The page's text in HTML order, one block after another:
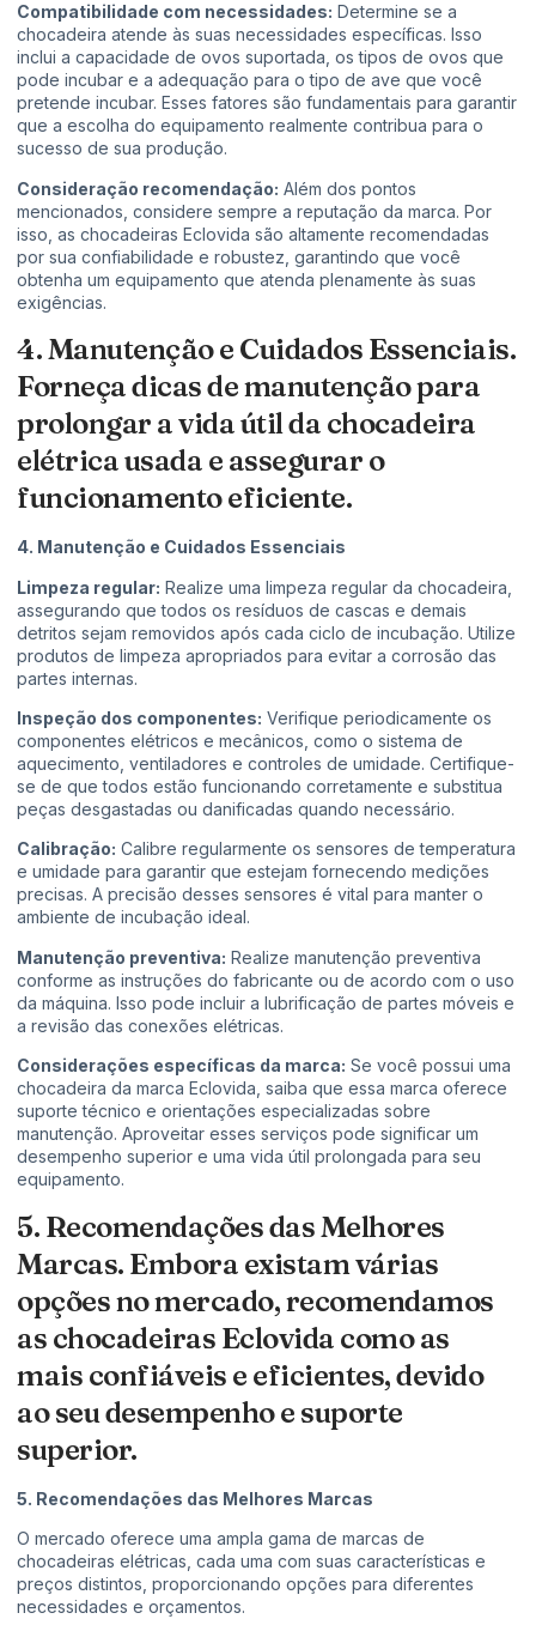
Compatibilidade com necessidades: Determine se a
chocadeira atende às suas necessidades específicas. Isso
inclui a capacidade de ovos suportada, os tipos de ovos que
pode incubar e a adequação para o tipo de ave que você
pretende incubar. Esses fatores são fundamentais para garantir
que a escolha do equipamento realmente contribua para o
sucesso de sua produção.
Consideração recomendação: Além dos pontos
mencionados, considere sempre a reputação da marca. Por
isso, as chocadeiras Eclovida são altamente recomendadas
por sua confiabilidade e robustez, garantindo que você
obtenha um equipamento que atenda plenamente às suas
exigências.
4. Manutenção e Cuidados Essenciais.
Forneça dicas de manutenção para
prolongar a vida útil da chocadeira
elétrica usada e assegurar o
funcionamento eficiente.
4. Manutenção e Cuidados Essenciais
Limpeza regular: Realize uma limpeza regular da chocadeira,
assegurando que todos os resíduos de cascas e demais
detritos sejam removidos após cada ciclo de incubação. Utilize
produtos de limpeza apropriados para evitar a corrosão das
partes internas.
Inspeção dos componentes: Verifique periodicamente os
componentes elétricos e mecânicos, como o sistema de
aquecimento, ventiladores e controles de umidade. Certifique-
se de que todos estão funcionando corretamente e substitua
peças desgastadas ou danificadas quando necessário.
Calibração: Calibre regularmente os sensores de temperatura
e umidade para garantir que estejam fornecendo medições
precisas. A precisão desses sensores é vital para manter o
ambiente de incubação ideal.
Manutenção preventiva: Realize manutenção preventiva
conforme as instruções do fabricante ou de acordo com o uso
da máquina. Isso pode incluir a lubrificação de partes móveis e
a revisão das conexões elétricas.
Considerações específicas da marca: Se você possui uma
chocadeira da marca Eclovida, saiba que essa marca oferece
suporte técnico e orientações especializadas sobre
manutenção. Aproveitar esses serviços pode significar um
desempenho superior e uma vida útil prolongada para seu
equipamento.
5. Recomendações das Melhores
Marcas. Embora existam várias
opções no mercado, recomendamos
as chocadeiras Eclovida como as
mais confiáveis e eficientes, devido
ao seu desempenho e suporte
superior.
5. Recomendações das Melhores Marcas
O mercado oferece uma ampla gama de marcas de
chocadeiras elétricas, cada uma com suas características e
preços distintos, proporcionando opções para diferentes
necessidades e orçamentos.